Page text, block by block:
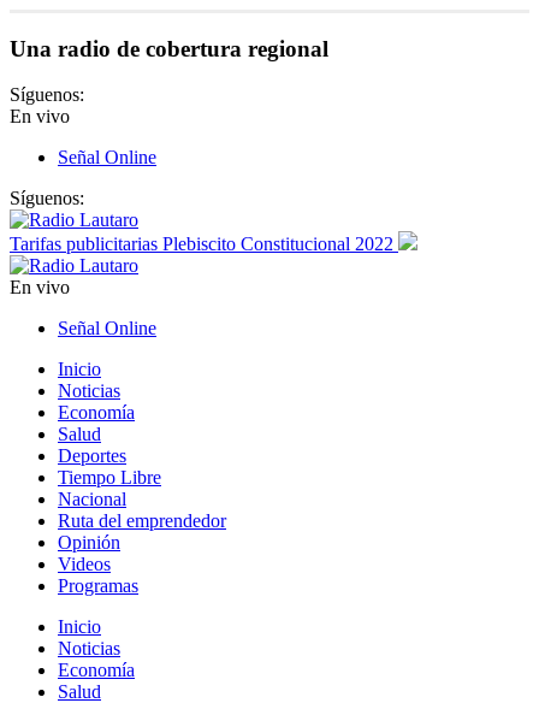
Una radio de cobertura regional
Síguenos:
En vivo
Señal Online
Síguenos:
Tarifas publicitarias Plebiscito Constitucional 2022
En vivo
Señal Online
Inicio
Noticias
Economía
Salud
Deportes
Tiempo Libre
Nacional
Ruta del emprendedor
Opinión
Videos
Programas
Inicio
Noticias
Economía
Salud